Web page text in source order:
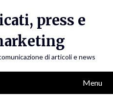
press e
di articoli e news
Menu